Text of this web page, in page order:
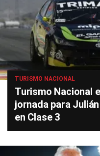
TURISMO NACIONAL
Turismo Nacional
jornada para
en Clase 3